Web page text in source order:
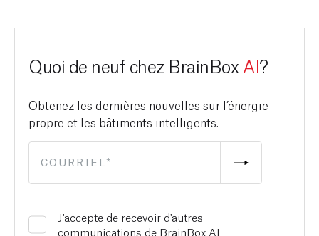
Quoi de neuf chez BrainBox AI?
Obtenez les dernières nouvelles sur l’énergie
propre et les bâtiments intelligents.
J'accepte de recevoir d'autres
communications de BrainBox AI.